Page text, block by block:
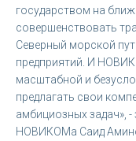
государством на
совершенствовать
Северный морской
предприятий. И
масштабной и
предлагать свои
амбициозных задач»,
НОВИКОМа Саид